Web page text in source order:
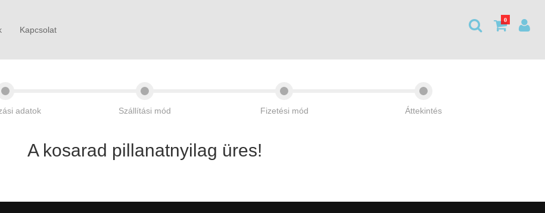
0
Kapcsolat
adatok Szállítási mód Fizetési mód Áttekintés
A kosarad pillanatnyilag üres!